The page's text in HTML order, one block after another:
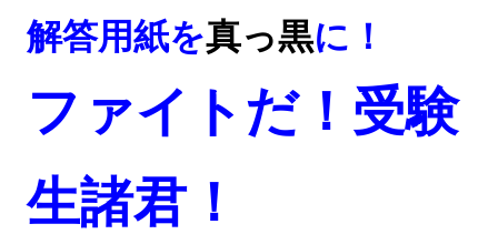
解答用紙を真っ黒に！
ファイトだ！受験
生諸君！